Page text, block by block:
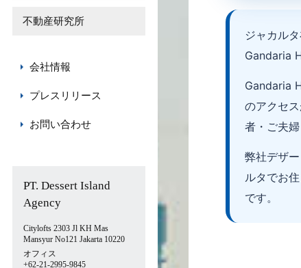
不動産研究所
会社情報
プレスリリース
お問い合わせ
PT. Dessert Island
Agency
Citylofts 2303 Jl KH Mas
Mansyur No121 Jakarta 10220
オフィス
+62-21-2995-9845
ジャカル
Gandaria
Gandaria
のアクセ
者・ご夫
弊社デザ
ルタでお
です。